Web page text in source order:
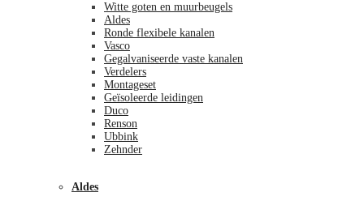
Witte goten en muurbeugels
Aldes
Ronde flexibele kanalen
Vasco
Gegalvaniseerde vaste kanalen
Verdelers
Montageset
Geïsoleerde leidingen
Duco
Renson
Ubbink
Zehnder
Aldes